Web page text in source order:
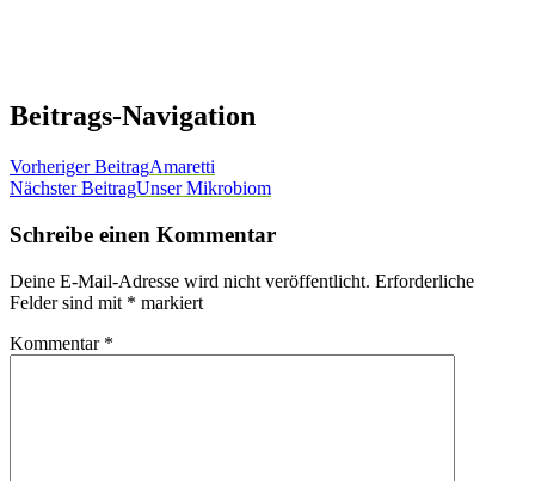
Beitrags-Navigation
Vorheriger BeitragAmaretti
Nächster BeitragUnser Mikrobiom
Schreibe einen Kommentar
Deine E-Mail-Adresse wird nicht veröffentlicht. Erforderliche
Felder sind mit * markiert
Kommentar *